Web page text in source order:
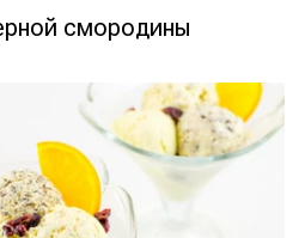
смородины